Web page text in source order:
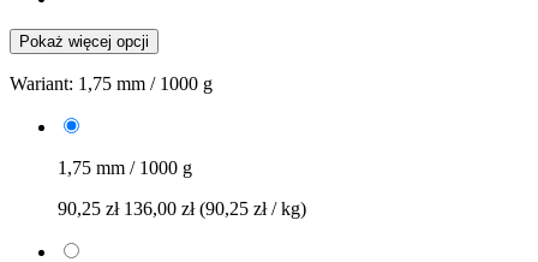
Pokaż więcej opcji
Wariant: 1,75 mm / 1000 g
1,75 mm / 1000 g
90,25 zł 136,00 zł (90,25 zł / kg)